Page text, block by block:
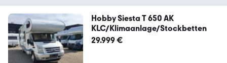
Hobby Siesta T 650 AK
KLC/Klimaanlage/Stockbetten
29.999 €